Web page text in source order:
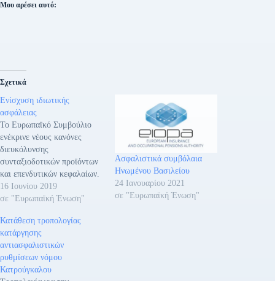
Μου αρέσει αυτό:
Σχετικά
Ενίσχυση ιδιωτικής
ασφάλειας
Το Ευρωπαϊκό Συμβούλιο
ενέκρινε νέους κανόνες
διευκόλυνσης
συνταξιοδοτικών προϊόντων
και επενδυτικών κεφαλαίων.
Συγκεκριμένα ενέκρινε: •
Κανονισμό που προσφέρει
όσους επιθυμούν να
αποταμιεύσουν ενόψει της
συνταξιοδότησής τους και
διευρύνει την αγορά
ατομικών συντάξεων
16 Ιουνίου 2019
σε "Ευρωπαϊκή Ένωση"
Ασφαλιστικά συμβόλαια
Ηνωμένου Βασιλείου
24 Ιανουαρίου 2021
σε "Ευρωπαϊκή Ένωση"
Κατάθεση τροπολογίας
κατάργησης
αντιασφαλιστικών
ρυθμίσεων νόμου
Κατρούγκαλου